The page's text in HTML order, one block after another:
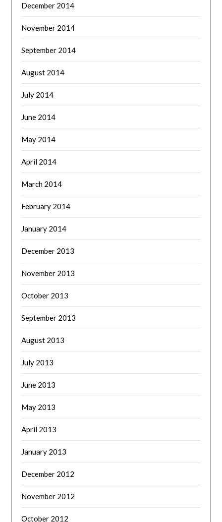
December 2014
November 2014
September 2014
August 2014
July 2014
June 2014
May 2014
April 2014
March 2014
February 2014
January 2014
December 2013
November 2013
October 2013
September 2013
August 2013
July 2013
June 2013
May 2013
April 2013
January 2013
December 2012
November 2012
October 2012